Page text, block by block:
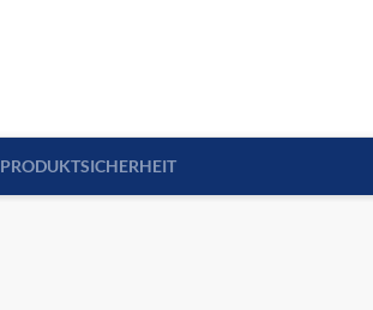
PRODUKTSICHERHEIT